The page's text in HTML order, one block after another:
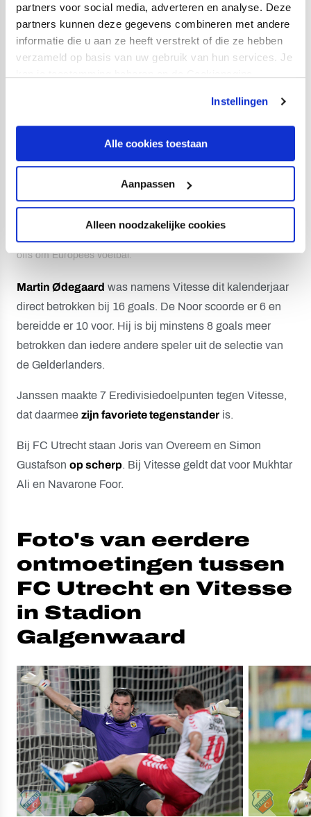
partners voor social media, adverteren en analyse. Deze
partners kunnen deze gegevens combineren met andere
informatie die u aan ze heeft verstrekt of die ze hebben
verzameld op basis van uw gebruik van hun services. Je
Instellingen
Alle cookies toestaan
Aanpassen
Alleen noodzakelijke cookies
volgt Sander Boschker op zeer gepaste afstand; de ex-
keeper heeft 18 duels achter zijn naam staan.
Aanvoerder Willem Janssen van FC Utrecht (14) speelde
afgelopen dinsdag voor de 26ste keer een wedstrijd in de play-
offs om Europees voetbal.
Martin Ødegaard was namens Vitesse dit kalenderjaar
direct betrokken bij 16 goals. De Noor scoorde er 6 en
bereidde er 10 voor. Hij is bij minstens 8 goals meer
betrokken dan iedere andere speler uit de selectie van
de Gelderlanders.
Janssen maakte 7 Eredivisiedoelpunten tegen Vitesse,
dat daarmee zijn favoriete tegenstander is.
Bij FC Utrecht staan Joris van Overeem en Simon
Gustafson op scherp. Bij Vitesse geldt dat voor Mukhtar
Ali en Navarone Foor.
Foto's van eerdere
ontmoetingen tussen
FC Utrecht en Vitesse
in Stadion
Galgenwaard